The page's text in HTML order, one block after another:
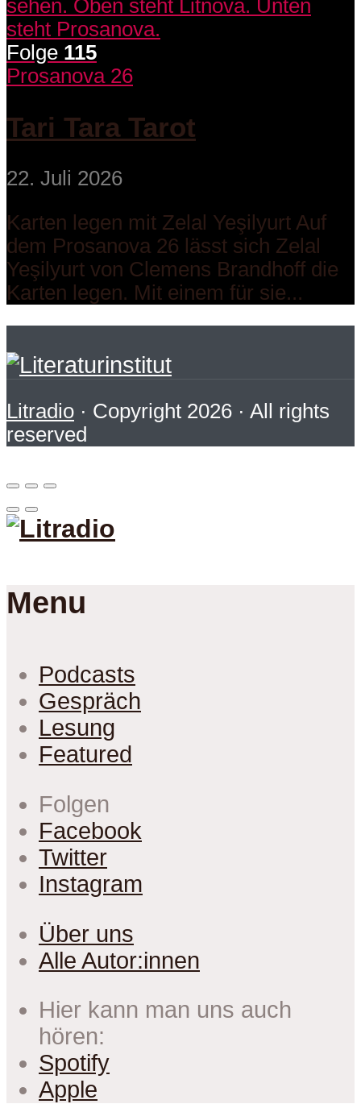
Folge 115
Prosanova 26
Tari Tara Tarot
22. Juli 2026
Karten legen mit Zelal Yeşilyurt Auf
dem Prosanova 26 lässt sich Zelal
Yeşilyurt von Clemens Brandhoff die
Karten legen. Mit einem für sie...
Litradio · Copyright 2026 · All rights
reserved
Menu
Podcasts
Gespräch
Lesung
Featured
Folgen
Facebook
Twitter
Instagram
Über uns
Alle Autor:innen
Hier kann man uns auch
hören:
Spotify
Apple